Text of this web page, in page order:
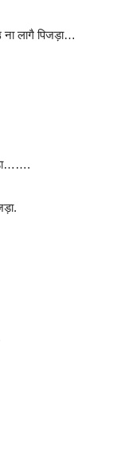
लागै पिजड़ा…